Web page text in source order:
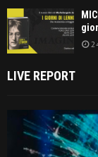
LIVE REPORT